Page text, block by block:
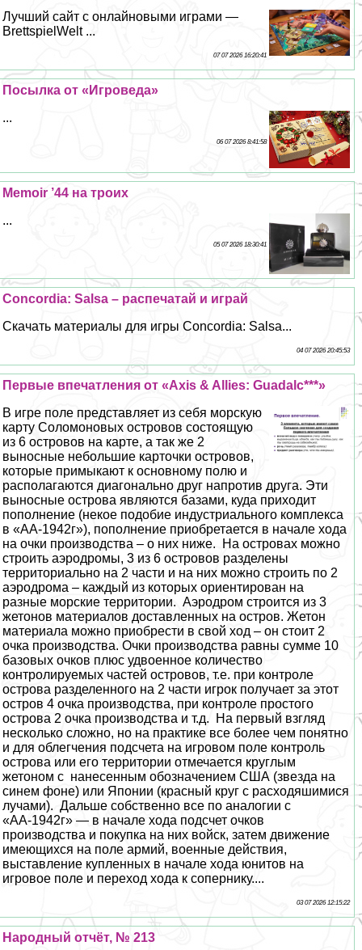
Лучший сайт с онлайновыми играми —
BrettspielWelt ...
07 07 2026 16:20:41
Посылка от «Игроведа»
...
06 07 2026 8:41:58
Memoir ’44 на троих
...
05 07 2026 18:30:41
Concordia: Salsa – распечатай и играй
Скачать материалы для игры Concordia: Salsa...
04 07 2026 20:45:53
Первые впечатления от «Axis & Allies: Guadalc***»
В игре поле представляет из себя морскую
карту Соломоновых островов состоящую
из 6 островов на карте, а так же 2
выносные небольшие карточки островов,
которые примыкают к основному полю и
располагаются диагонально друг напротив друга. Эти
выносные острова являются базами, куда приходит
пополнение (некое подобие индустриального комплекса
в «АА-1942г»), пополнение приобретается в начале хода
на очки производства – о них ниже. На островах можно
строить аэродромы, 3 из 6 островов разделены
территориально на 2 части и на них можно строить по 2
аэродрома – каждый из которых ориентирован на
разные морские территории. Аэродром строится из 3
жетонов материалов доставленных на остров. Жетон
материала можно приобрести в свой ход – он стоит 2
очка производства. Очки производства равны сумме 10
базовых очков плюс удвоенное количество
контролируемых частей островов, т.е. при контроле
острова разделенного на 2 части игрок получает за этот
остров 4 очка производства, при контроле простого
острова 2 очка производства и т.д. На первый взгляд
несколько сложно, но на пpaктике все более чем понятно
и для облегчения подсчета на игровом поле контроль
острова или его территории отмечается круглым
жетоном с нанесенным обозначением США (звезда на
синем фоне) или Японии (красный круг с расходяшимися
лучами). Дальше собственно все по аналогии с
«АА-1942г» — в начале хода подсчет очков
производства и покупка на них войск, затем движение
имеющихся на поле армий, военные действия,
выставление купленных в начале хода юнитов на
игровое поле и переход хода к сопернику....
03 07 2026 12:15:22
Народный отчёт, № 213